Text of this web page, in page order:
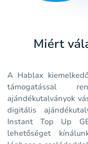
Miért
A Hablax
támogatással
ajándékutalványok
digitális
Instant Top Up
lehetőséget